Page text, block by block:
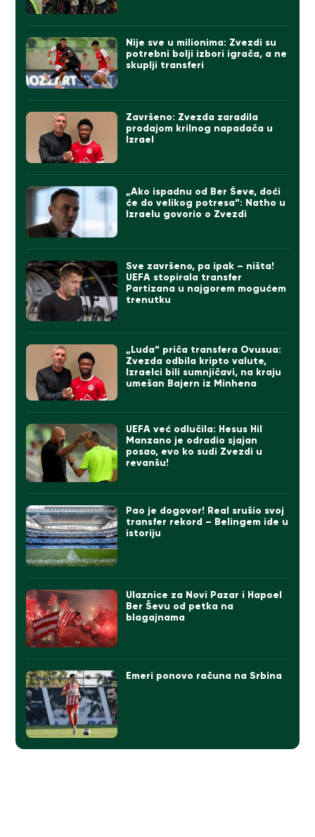
Nije sve u milionima: Zvezdi su
potrebni bolji izbori igrača, a ne
skuplji transferi
Završeno: Zvezda zaradila
prodajom krilnog napadača u
Izrael
„Ako ispadnu od Ber Ševe, doći
će do velikog potresa“: Natho u
Izraelu govorio o Zvezdi
Sve završeno, pa ipak – ništa!
UEFA stopirala transfer
Partizana u najgorem mogućem
trenutku
„Luda“ priča transfera Ovusua:
Zvezda odbila kripto valute,
Izraelci bili sumnjičavi, na kraju
umešan Bajern iz Minhena
UEFA već odlučila: Hesus Hil
Manzano je odradio sjajan
posao, evo ko sudi Zvezdi u
revanšu!
Pao je dogovor! Real srušio svoj
transfer rekord – Belingem ide u
istoriju
Ulaznice za Novi Pazar i Hapoel
Ber Ševu od petka na
blagajnama
Emeri ponovo računa na Srbina